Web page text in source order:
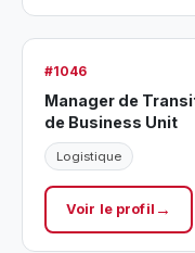
#1046
Manager de
de Business Unit
Logistique
Voir le profil